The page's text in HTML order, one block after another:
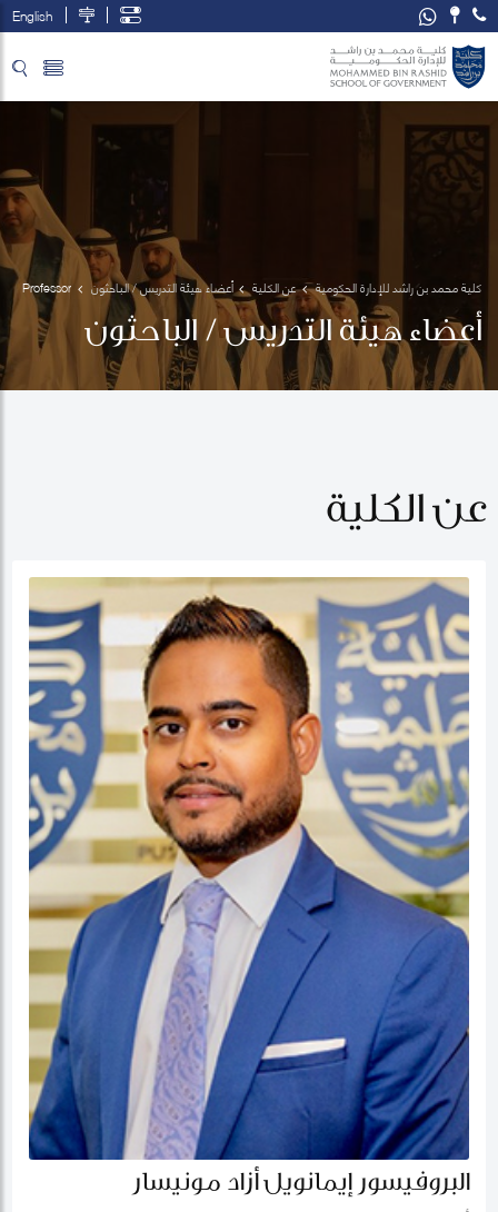
English
كلية محمد بن راشد للإدارة الحكومية عن الكلية أعضاء هيئة التدريس / الباحثون
Professor
Immanuel
Moonesar
أعضاء هيئة التدريس / الباحثون
عن الكلية
البروفيسور إيمانويل أزاد مونيسار